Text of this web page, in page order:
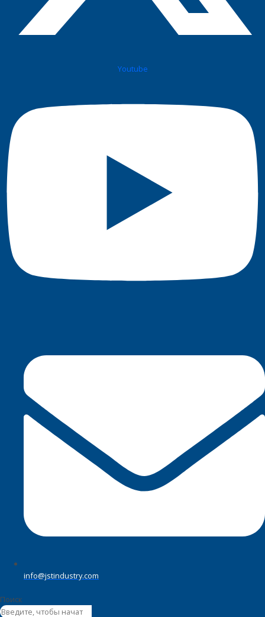
Youtube
info@jstindustry.com
Поиск